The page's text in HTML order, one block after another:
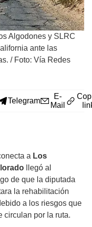
Algodones y SLRC
ante las
/ Foto: Vía Redes
Telegram
E-
Mail
a Los
llegó al
de que la diputada
la rehabilitación
a los riesgos que
circulan por la ruta.